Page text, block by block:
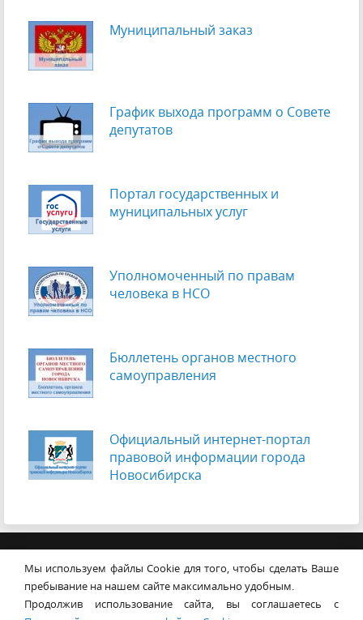
Муниципальный заказ
График выхода программ о Cовете
депутатов
Портал государственных и
муниципальных услуг
Уполномоченный по правам
человека в НСО
Бюллетень органов местного
самоуправления
Официальный интернет-портал
правовой информации города
Новосибирска
© Совет депутатов города
НовосибирскаКонтакты Карта сайта
630099, г. Новосибирск, Красный
Мы используем файлы Cookie для того, чтобы сделать Ваше
пребывание на нашем сайте максимально удобным.
Продолжив использование сайта, вы соглашаетесь с